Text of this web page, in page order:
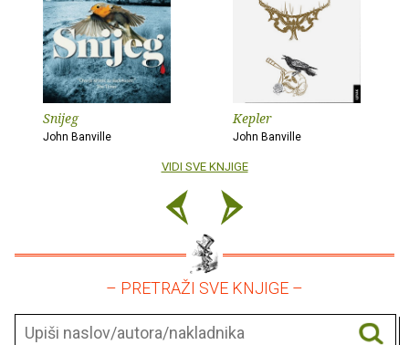
Snijeg
John Banville
Kepler
John Banville
VIDI SVE KNJIGE
– PRETRAŽI SVE KNJIGE –